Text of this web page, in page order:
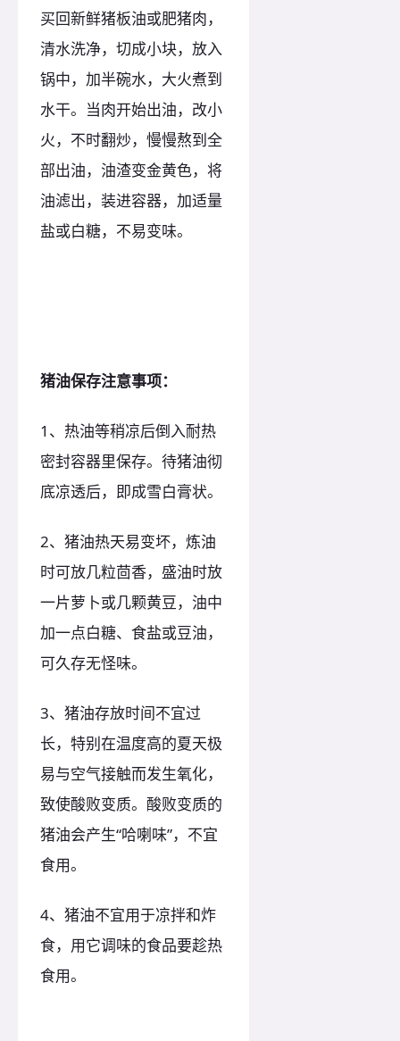
买回新鲜猪板油或肥猪肉，
清水洗净，切成小块，放入
锅中，加半碗水，大火煮到
水干。当肉开始出油，改小
火，不时翻炒，慢慢熬到全
部出油，油渣变金黄色，将
油滤出，装进容器，加适量
盐或白糖，不易变味。
猪油保存注意事项：
1、热油等稍凉后倒入耐热
密封容器里保存。待猪油彻
底凉透后，即成雪白膏状。
2、猪油热天易变坏，炼油
时可放几粒茴香，盛油时放
一片萝卜或几颗黄豆，油中
加一点白糖、食盐或豆油，
可久存无怪味。
3、猪油存放时间不宜过
长，特别在温度高的夏天极
易与空气接触而发生氧化，
致使酸败变质。酸败变质的
猪油会产生“哈喇味”，不宜
食用。
4、猪油不宜用于凉拌和炸
食，用它调味的食品要趁热
食用。